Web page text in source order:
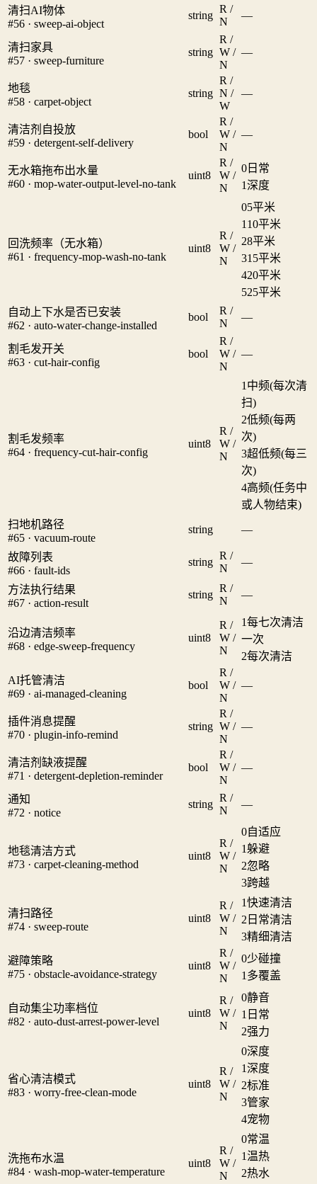
清扫AI物体
#56 · sweep-ai-object
string
R /
N
—
清扫家具
#57 · sweep-furniture
string
R /
W /
N
—
地毯
#58 · carpet-object
string
R /
N /
W
—
清洁剂自投放
#59 · detergent-self-delivery
bool
R /
W /
N
—
无水箱拖布出水量
#60 · mop-water-output-level-no-tank
uint8
R /
W /
N
0 日常
1深度
回洗频率（无水箱）
#61 · frequency-mop-wash-no-tank
uint8
R /
W /
N
05平米
1 10平米
28平米
315平米
420平米
525平米
自动上下水是否已安装
#62 · auto-water-change-installed
bool
R /
N
—
割毛发开关
#63 · cut-hair-config
bool
R /
W /
N
—
割毛发频率
#64 · frequency-cut-hair-config
uint8
R /
W /
N
1 中频(每次清
扫)
2低频(每两
次)
3超低频(每三
次)
4高频(任务中
或人物结束)
扫地机路径
#65 · vacuum-route
string —
故障列表
#66 · fault-ids
string
R /
N
—
方法执行结果
#67 · action-result
string
R /
N
—
沿边清洁频率
#68 · edge-sweep-frequency
uint8
R /
W /
N
1每七次清洁
一次
2每次清洁
AI托管清洁
#69 · ai-managed-cleaning
bool
R /
W /
N
—
插件消息提醒
#70 · plugin-info-remind
string
R /
W /
N
—
清洁剂缺液提醒
#71 · detergent-depletion-reminder
bool
R /
W /
N
—
通知
#72 · notice
string
R /
N
—
地毯清洁方式
#73 · carpet-cleaning-method
uint8
R /
W /
N
0自适应
1躲避
2忽略
3跨越
清扫路径
#74 · sweep-route
uint8
R /
W /
N
1快速清洁
2 日常清洁
3精细清洁
避障策略
#75 · obstacle-avoidance-strategy
uint8
R /
W /
N
0少碰撞
1 多覆盖
自动集尘功率档位
#82 · auto-dust-arrest-power-level
uint8
R /
W /
N
0静音
1 日常
2强力
省心清洁模式
#83 · worry-free-clean-mode
uint8
R /
W /
N
0深度
1深度
2标准
3管家
4宠物
洗拖布水温
#84 · wash-mop-water-temperature
uint8
R /
W /
N
0常温
1温热
2热水